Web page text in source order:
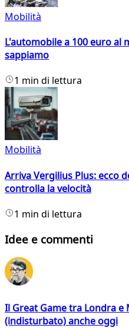
Mobilità
L'automobile a 100 euro al
sappiamo
1 min di lettura
Mobilità
Arriva Vergilius Plus: ecco
controlla la velocità
1 min di lettura
Idee e commenti
Il Great Game tra Londra
(indisturbato) anche oggi